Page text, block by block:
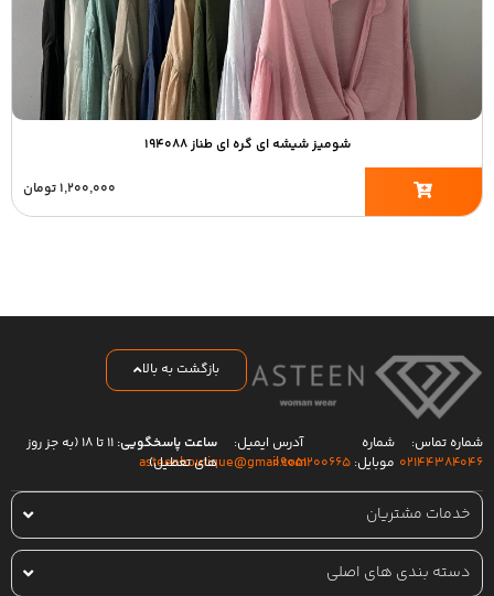
شومیز شیشه ای گره ای طناز ۱۹۴۰۸۸
۱,۲۰۰,۰۰۰تومان
بازگشت به بالا
شماره تماس:
۰۲۱۴۴۳۸۴۰۴۶
شماره
موبایل: ۰۹۰۵۱۲۰۰۶۶۵
آدرس ایمیل:
asteenboutique@gmail.com
ساعت پاسخگویی:
۱۱ تا ۱۸ (به جز روز
های تعطیل)
خدمات مشتریان
دسته بندی های اصلی